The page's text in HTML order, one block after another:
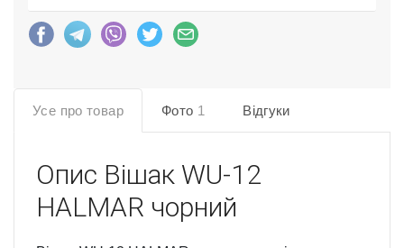
Усе про товар Фото 1 Відгуки
Опис Вішак WU-12
HALMAR чорний